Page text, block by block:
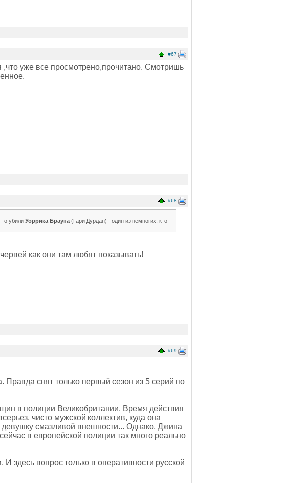
#67
уже все просмотрено,прочитано. Смотришь
#68
убили Уоррика Брауна (Гари Дурдан) - один из немногих, кто
как они там любят показывать!
#69
Правда снят только первый сезон из 5 серий по
в полиции Великобритании. Время действия
чисто мужской коллектив, куда она
смазливой внешности... Однако, Джина
в европейской полиции так много реально
здесь вопрос только в оперативности русской